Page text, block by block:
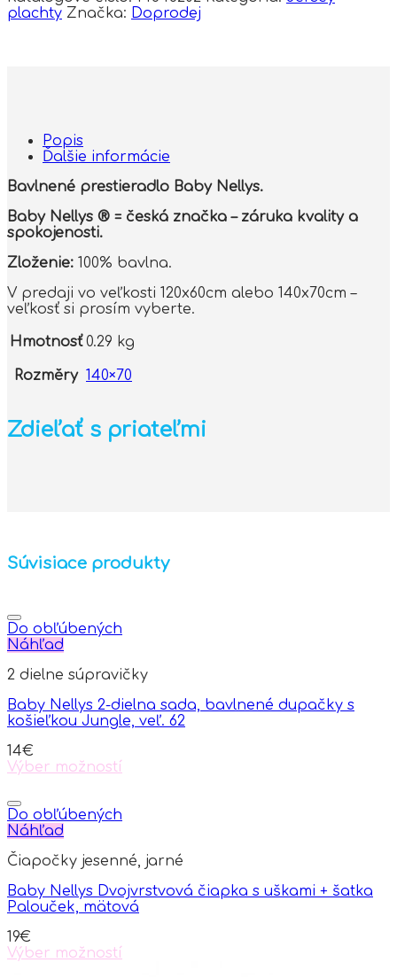
plachty Značka: Doprodej
Popis
Ďalšie informácie
Bavlnené prestieradlo Baby Nellys.
Baby Nellys ® = česká značka – záruka kvality a
spokojenosti.
Zloženie: 100% bavlna.
V predaji vo veľkosti 120x60cm alebo 140x70cm –
veľkosť si prosím vyberte.
Hmotnosť 0.29 kg
Rozměry 140×70
Zdieľať s priateľmi
Súvisiace produkty
Do obľúbených
Náhľad
2 dielne súpravičky
Baby Nellys 2-dielna sada, bavlnené dupačky s
košieľkou Jungle, veľ. 62
14€
Výber možností
product
has
multiple
The
may
be
on
the
Do obľúbených
Náhľad
Čiapočky jesenné, jarné
Baby Nellys Dvojvrstvová čiapka s uškami + šatka
Palouček, mätová
19€
Výber možností